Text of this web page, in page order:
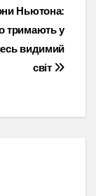
Ньютона:
тримають у
видимий
світ